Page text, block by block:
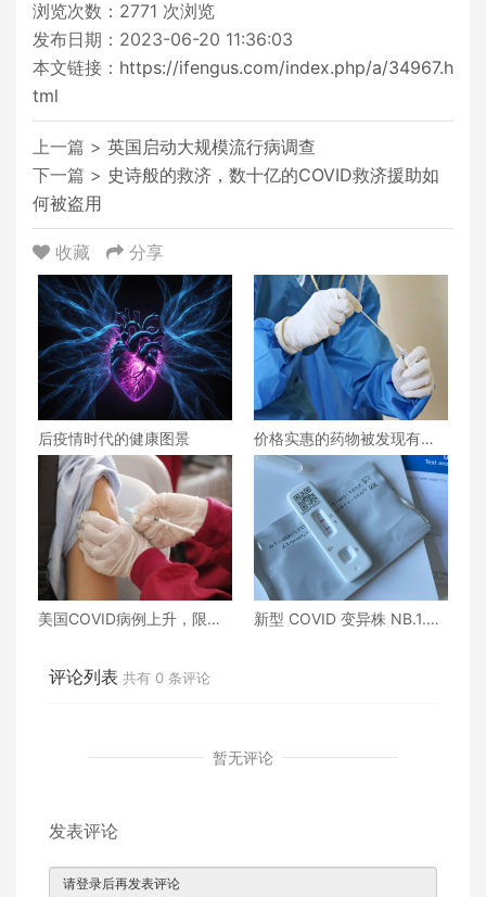
浏览次数： 2771 次浏览
发布日期：2023-06-20 11:36:03
本文链接： https://ifengus.com/index.php/a/34967.h
tml
上一篇 > 英国启动大规模流行病调查
下一篇 > 史诗般的救济，数十亿的COVID救济援助如
何被盗用
收藏 分享
后疫情时代的健康图景
价格实惠的药物被发现有望
治疗重症COVID患者
美国COVID病例上升，限制
新型 COVID 变异株 NB.1.8.
评论列表 共有 0 条评论
暂无评论
发表评论